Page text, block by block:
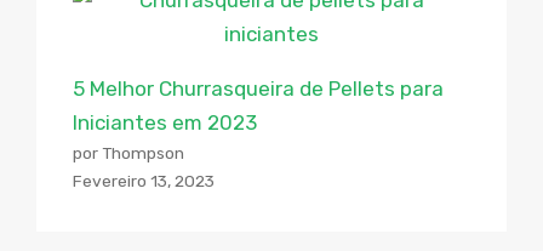
5 Melhor Churrasqueira de Pellets para
Iniciantes em 2023
por Thompson
Fevereiro 13, 2023